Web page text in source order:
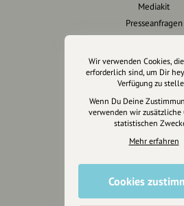
Mediakit
Presseanfragen
Wir
Fotografie &
Marketing
Anakin Design
Wir verwenden Cookies,
erforderlich sind, um Dir
Verfügung zu
Wenn Du Deine
verwenden wir zusätzliche
statistischen
Mehr erfahren
Cookies